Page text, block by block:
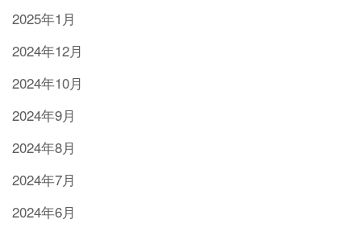
2025年1月
2024年12月
2024年10月
2024年9月
2024年8月
2024年7月
2024年6月